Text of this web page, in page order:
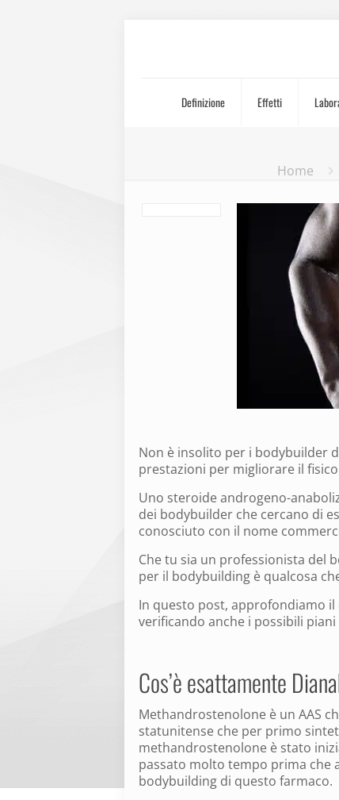
Definizione Effetti
Home
Non è insolito per i bodybuilder
prestazioni per migliorare il
Uno steroide androgeno-
dei bodybuilder che cercano di
conosciuto con il nome
Che tu sia un professionista del
per il bodybuilding è qualcosa
In questo post, approfondiamo
verificando anche i possibili
Cos’è esattamente
Methandrostenolone è un AAS
statunitense che per primo
methandrostenolone è stato
passato molto tempo prima che
bodybuilding di questo farmaco.